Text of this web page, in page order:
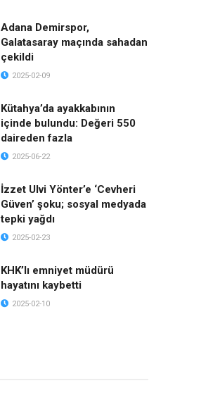
Adana Demirspor,
Galatasaray maçında sahadan
çekildi
2025-02-09
Kütahya’da ayakkabının
içinde bulundu: Değeri 550
daireden fazla
2025-06-22
İzzet Ulvi Yönter’e ‘Cevheri
Güven’ şoku; sosyal medyada
tepki yağdı
2025-02-23
KHK’lı emniyet müdürü
hayatını kaybetti
2025-02-10